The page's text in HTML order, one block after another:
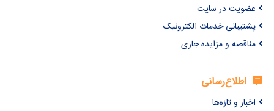
عضویت در سایت
پشتیبانی خدمات الکترونیک
مناقصه و مزایده جاری
اطلاع‌رسانی
اخبار و تازه‌ها